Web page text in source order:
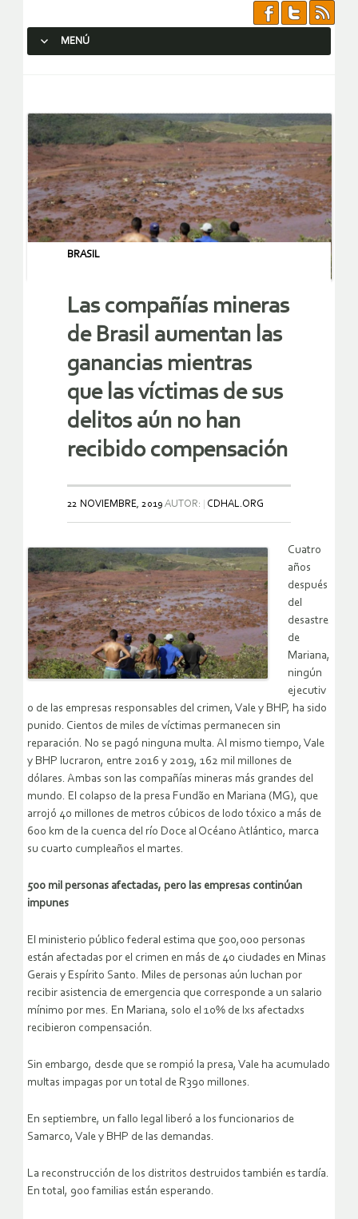
MENÚ
BRASIL
Las compañías mineras
de Brasil aumentan las
ganancias mientras
que las víctimas de sus
delitos aún no han
recibido compensación
22 NOVIEMBRE, 2019 AUTOR: CDHAL.ORG
Cuatro
años
después
del
desastre
de
Mariana,
ningún
ejecutiv
o de las empresas responsables del crimen, Vale y BHP, ha sido
punido. Cientos de miles de víctimas permanecen sin
reparación. No se pagó ninguna multa. Al mismo tiempo, Vale
y BHP lucraron, entre 2016 y 2019, 162 mil millones de
dólares. Ambas son las compañías mineras más grandes del
mundo. El colapso de la presa Fundão en Mariana (MG), que
arrojó 40 millones de metros cúbicos de lodo tóxico a más de
600 km de la cuenca del río Doce al Océano Atlántico, marca
su cuarto cumpleaños el martes.
500 mil personas afectadas, pero las empresas continúan
impunes
El ministerio público federal estima que 500,000 personas
están afectadas por el crimen en más de 40 ciudades en Minas
Gerais y Espírito Santo. Miles de personas aún luchan por
recibir asistencia de emergencia que corresponde a un salario
mínimo por mes. En Mariana, solo el 10% de lxs afectadxs
recibieron compensación.
Sin embargo, desde que se rompió la presa, Vale ha acumulado
multas impagas por un total de R390 millones.
En septiembre, un fallo legal liberó a los funcionarios de
Samarco, Vale y BHP de las demandas.
La reconstrucción de los distritos destruidos también es tardía.
En total, 900 familias están esperando.